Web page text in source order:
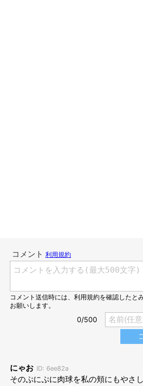
スパンッと高速パンチが飛ぶより、ゆっ
ます。
ほんとにゆっくり、お茶を差し出すよう
無駄な力は要らぬ、そんな言葉が出てき
でも、肉球の感触がぴとっと当たって気